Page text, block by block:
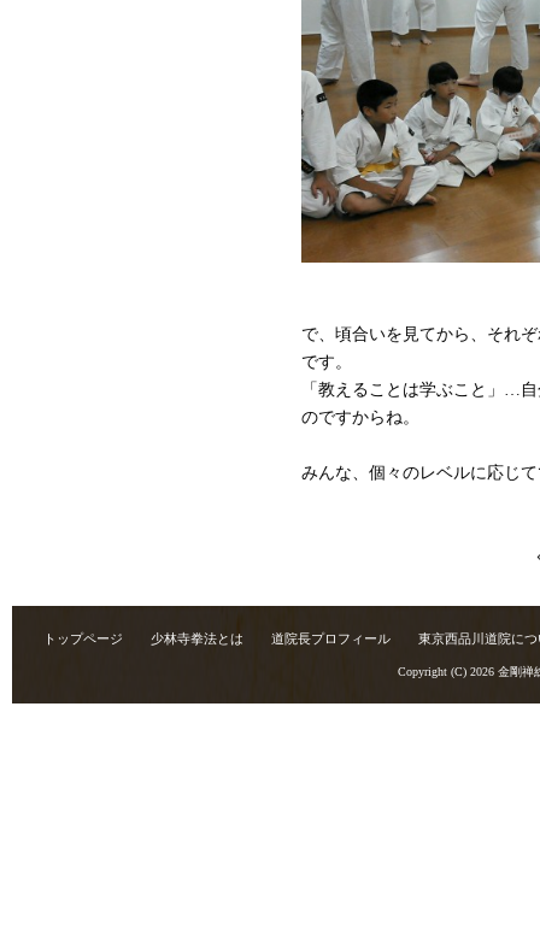
で、頃合いを見てから、それ
です。
「教えることは学ぶこと」…
のですからね。
みんな、個々のレベルに応じ
トップページ 少林寺拳法とは 道院長プロフィール 東京西品川道院につ
Copyright (C) 2026 金剛禅